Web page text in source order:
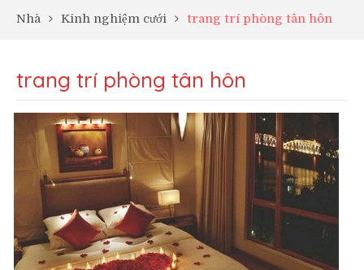
Nhà Kinh nghiệm cưới trang trí phòng tân hôn
trang trí phòng tân hôn